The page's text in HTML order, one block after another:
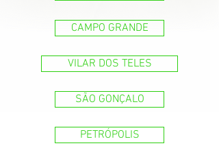
CAMPO GRANDE
VILAR DOS TELES
SÃO GONÇALO
PETRÓPOLIS